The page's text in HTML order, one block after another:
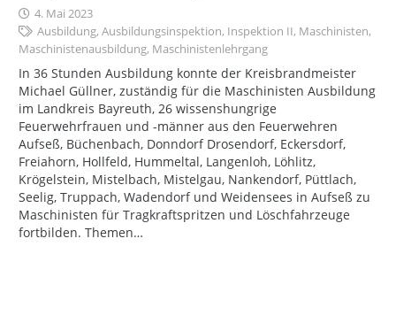
4. Mai 2023
Ausbildung,Ausbildungsinspektion, Inspektion II, Maschinisten,
Maschinistenausbildung, Maschinistenlehrgang
In 36 Stunden Ausbildung konnte der Kreisbrandmeister
Michael Güllner, zuständig für die Maschinisten Ausbildung
im Landkreis Bayreuth, 26 wissenshungrige
Feuerwehrfrauen und -männer aus den Feuerwehren
Aufseß, Büchenbach, Donndorf Drosendorf, Eckersdorf,
Freiahorn, Hollfeld, Hummeltal, Langenloh, Löhlitz,
Krögelstein, Mistelbach, Mistelgau, Nankendorf, Püttlach,
Seelig, Truppach, Wadendorf und Weidensees in Aufseß zu
Maschinisten für Tragkraftspritzen und Löschfahrzeuge
fortbilden. Themen…